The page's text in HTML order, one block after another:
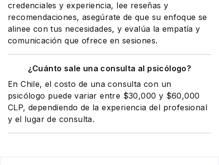
credenciales y experiencia, lee reseñas y
recomendaciones, asegúrate de que su enfoque se
alinee con tus necesidades, y evalúa la empatía y
comunicación que ofrece en sesiones.
¿Cuánto sale una consulta al psicólogo?
En Chile, el costo de una consulta con un
psicólogo puede variar entre $30,000 y $60,000
CLP, dependiendo de la experiencia del profesional
y el lugar de consulta.